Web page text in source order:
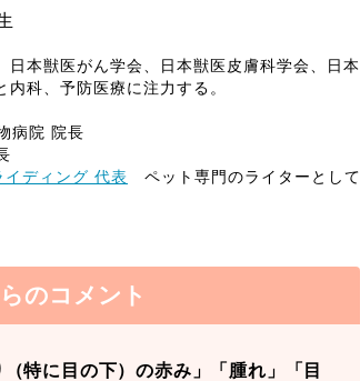
日本獣医がん学会、日本獣医皮膚科学会、日本
科、予防医療に注力する。
病院 院長
イディング 代表 ペット専門のライターとして
のコメント
（特に目の下）の赤み」「腫れ」「目